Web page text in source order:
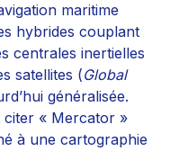
maritime
hybrides couplant
centrales inertielles
satellites (Global
généralisée.
citer « Mercator »
à une cartographie